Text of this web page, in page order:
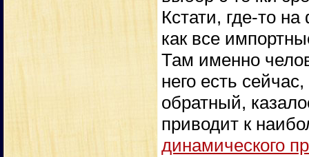
Кстати, где-то
как все
Там именно
него есть
обратный,
приводит к
динамического